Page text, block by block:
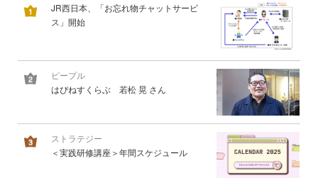
JR西日本、「お忘れ物チャットサービ
ス」開始
ピープル
はぴねすくらぶ 若松 晃 さん
ストラテジー
＜実践研修講座＞年間スケジュール